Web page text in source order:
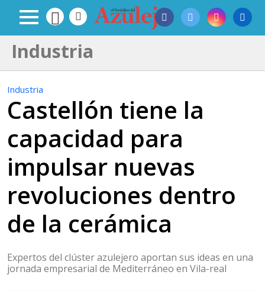
Industria
Industria
Castellón tiene la
capacidad para
impulsar nuevas
revoluciones dentro
de la cerámica
Expertos del clúster azulejero aportan sus ideas en una
jornada empresarial de Mediterráneo en Vila-real